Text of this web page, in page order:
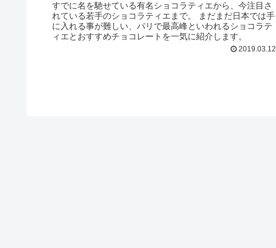
すでに名を馳せている有名ショコラティエから、今注目さ
れている若手のショコラティエまで。 まだまだ日本では手
に入れる事が難しい、パリで最高峰といわれるショコラテ
ィエとおすすめチョコレートを一気に紹介します。
2019.03.12